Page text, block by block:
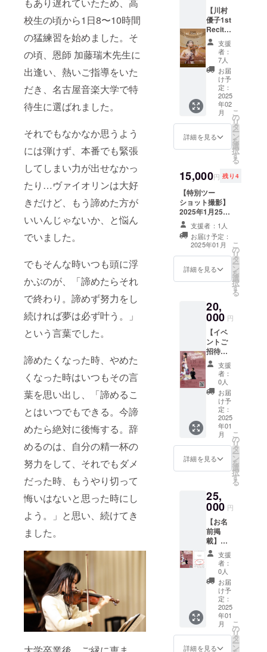
校生の頃から1日8〜10時間
の猛練習を始めました。そ
の頃、恩師 加藤瑞木先生に
出逢い、熱いご指導をいた
だき、名古屋音楽大学で特
待生に選ばれました。
それでもなかなか思うよう
には弾けず、本番でも緊張
してしまい力が出せなかっ
たり…ヴァイオリンは大好
きだけど、もう諦めた方が
いいんじゃないか、と悩ん
でいました。
でもそんな時いつも頭に浮
かぶのが、「諦めたらそれ
で終わり。諦めず努力をし
続ければ夢は必ず叶う。」
という言葉でした。
諦めたくなった時、やめた
くなった時はいつもその言
葉を思い出し、「諦めるこ
とはいつでもできる。今諦
めたら絶対に後悔する。辞
めるのは、自分の精一杯の
努力をして、それでもダメ
だった時、もうやり切って
悔いはないと思った時にし
よう。」と思い、続けてき
ました。
いただ
く企業
様は、
後日
メール
にてロ
ゴデー
タの確
認をさ
せて頂
きま
す。 ※
当日会
場にお
越しい
ログラ
希望の
方は、
プログ
ラムを
後日郵
送させ
ていた
すの
で、支
考欄に
お名
前、ご
住所を
ご記入
くださ
い。
招待券
を、当
日受付
にてお
渡しい
たしま
す。 ま
た、
2025年
2月に、
感謝の
気持ち
を込め
て、直
お送り
いたし
ます。
・日
程：
2025年
1月25日
(土) 14
時開演
（16時
終演予
大賀
ホール
（長野
県） ・
当日受
付に
て、ス
タッフ
にお名
前をお
伝えく
ださ
い。 ・
支援者
様の交
滞在費
は各自
さい。
【川村
優子1st
Recital
記念
DVDま
たは
Blu-
ray】
2024年
4月27日
に開催
させて
いただ
き、熱
い想い
を込め
Recital
記念
DVDま
たは
Blu-ray
イン入
りで提
供いた
しま
す。 ひ
入りの
お写真
も付き
ます♡
ヴァイ
オリ
ン：川
村優子
ピア
ノ：蒔
田裕也
※DVDま
たは
Blu-ray
のどち
らがご
希望か
くださ
い
支援
者：
7人
お届
け予
定：
2025
年02
月
詳細を見る
こ
の
リ
タ
ー
ン
を
選
択
す
る
15,000円 残り4
【特別ツー
ショット撮影】
2025年1月25日
(土)川村優子
Birthday
Recital終演後、
舞台上であなた
と川村優子の
ツーショット撮
カメラ、スマー
トフォンなどで
撮影できます ・
日程：2025年1
月25日(土) 16
時〜17時頃 ・場
所：軽井沢大賀
ホール（長野
県） ・支援者様
の交通費や滞在
費は各自でご負
担ください。 ※
備考欄に必ずお
名前をご記入く
Recitalのチケッ
トは含まれませ
い方は、ご支援
のご招待券また
はチケットぴ
あ、大賀ホール
チケットセン
ターにてご購入
ください。
支援者：1人
お届け予定：
2025年01月
詳細を見る
こ
の
リ
タ
ー
ン
を
選
択
す
る
20,
000 円
【イベ
ントご
招待】
Birthda
y
Recital
のゲネ
プロと
本番に
ご招待
します
・日
程：
2025年
1月25日
(土)11
時予定
（ゲネ
プ
ロ）、
14時〜
16時予
定（本
番） ・
場所：
軽井沢
大賀
ホール
（長野
県） ・
支援者
様の交
通費や
支援
者：
0人
お届
け予
定：
2025
年01
月
詳細を見る
こ
の
リ
タ
ー
ン
を
選
択
す
る
25,
000 円
【お名
前掲
載】
2025年
1月25日
(土)Birt
hday
Recital
で配布
するプ
ログラ
ムに、
支援者
様のお
支援
者：
0人
お届
け予
定：
2025
年01
月
詳細を見る
こ
の
リ
タ
ー
ン